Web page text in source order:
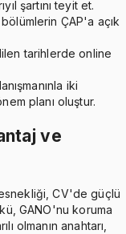
şartını teyit et.
ÇAP'a açık
tarihlerde online
iki
planı oluştur.
ve
CV'de güçlü
GANO'nu koruma
olmanın anahtarı,